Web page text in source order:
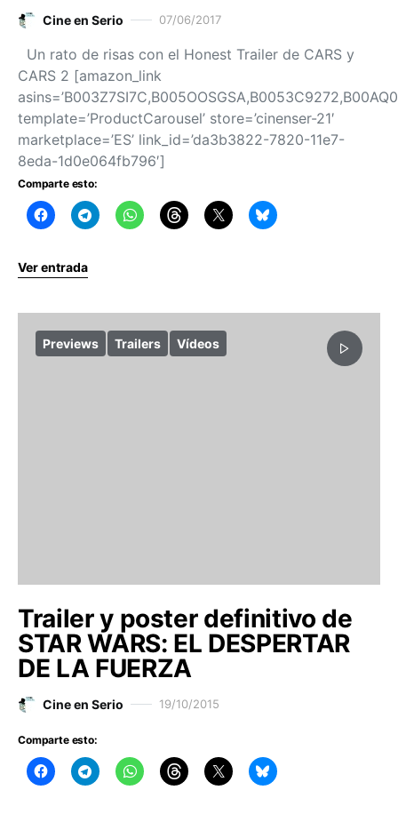
Cine en Serio 07/06/2017
Un rato de risas con el Honest Trailer de CARS y
CARS 2 [amazon_link
template=’ProductCarousel’ store=’cinenser-21′
marketplace=’ES’ link_id=’da3b3822-7820-11e7-
8eda-1d0e064fb796′]
Comparte esto:
Ver entrada
Previews Trailers Vídeos
Trailer y poster definitivo de
STAR WARS: EL DESPERTAR
DE LA FUERZA
Cine en Serio 19/10/2015
Comparte esto: